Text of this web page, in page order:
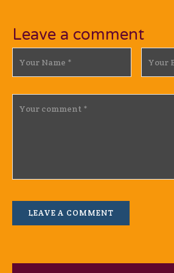
Leave a comment